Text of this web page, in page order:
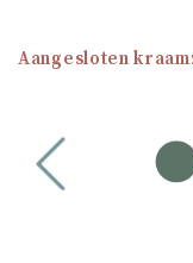
Aangesloten